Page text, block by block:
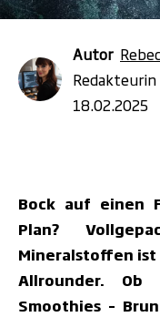
Autor
18.02.2025
Bock auf einen
Plan?
Mineralstoffen
Allrounder.
Smoothies –